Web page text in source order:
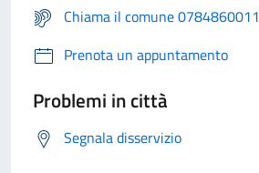
Chiama il comune 0784860011
Prenota un appuntamento
Problemi in città
Segnala disservizio